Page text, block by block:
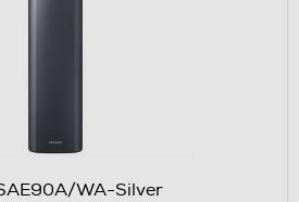
WA-Silver